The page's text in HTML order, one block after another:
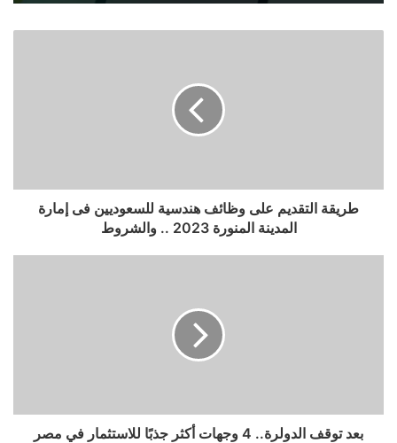
طريقة التقديم على وظائف هندسية للسعوديين فى إمارة
المدينة المنورة 2023 .. والشروط
بعد توقف الدولرة.. 4 وجهات أكثر جذبًا للاستثمار في مصر